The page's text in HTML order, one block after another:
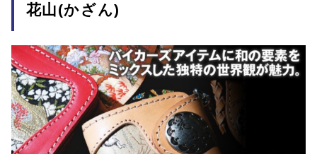
花山(かざん)